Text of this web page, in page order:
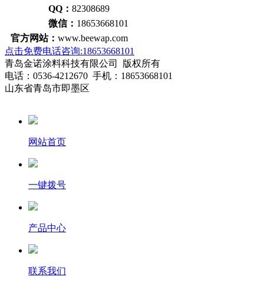
QQ： 82308689
微信： 18653668101
官方网站： www.beewap.com
点击免费电话咨询:18653668101
青岛金诺涂料科技有限公司 版权所有
电话：0536-4212670 手机：18653668101
山东省青岛市即墨区
网站首页
一键拨号
产品中心
联系我们